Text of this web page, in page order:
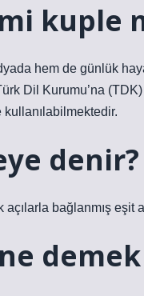
kuple
hem de günlük
Dil Kurumu’na
denir?
açılarla bağlanmış eşit